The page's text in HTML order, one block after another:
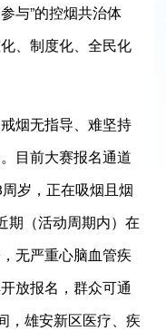
与”的控烟共治体
、制度化、全民化
烟无指导、难坚持
目前大赛报名通道
岁，正在吸烟且烟
期（活动周期内）在
无严重心脑血管疾
放报名，群众可通
，雄安新区医疗、疾